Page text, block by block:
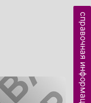
справочная информация